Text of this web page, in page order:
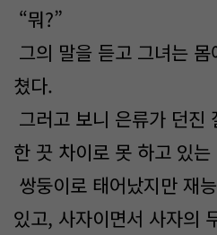
“뭐?”
그의 말을 듣고 그녀는
쳤다.
그러고 보니 은류가 던진
한 끗 차이로 못 하고 있
쌍둥이로 태어났지만 재
있고, 사자이면서 사자의